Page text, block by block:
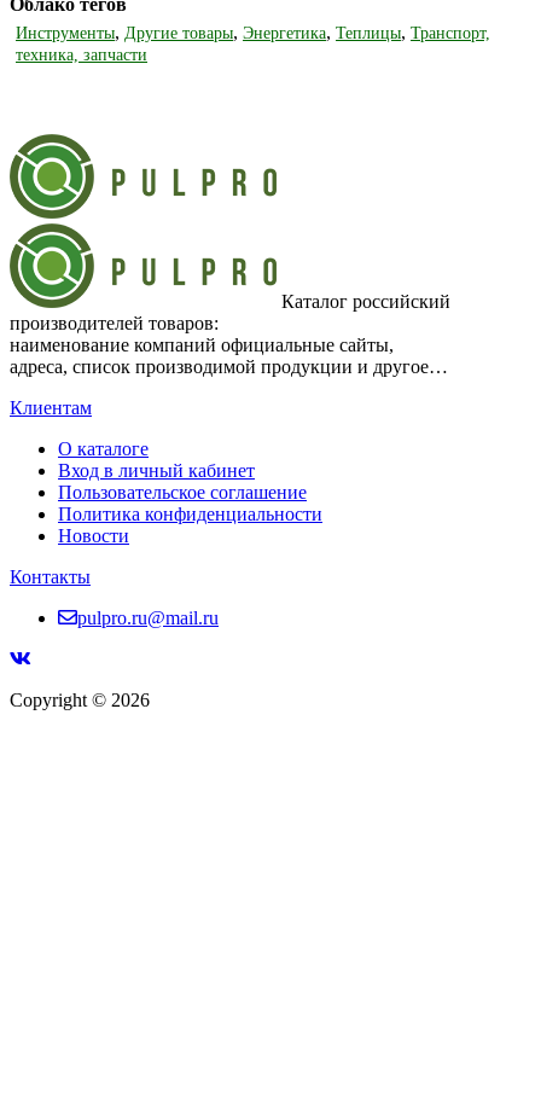
Облако тегов
Инструменты, Другие товары, Энергетика, Теплицы, Транспорт,
техника, запчасти
Каталог российский
производителей товаров:
наименование компаний официальные сайты,
адреса, список производимой продукции и другое…
Клиентам
О каталоге
Вход в личный кабинет
Пользовательское соглашение
Политика конфиденциальности
Новости
Контакты
pulpro.ru@mail.ru
Copyright © 2026